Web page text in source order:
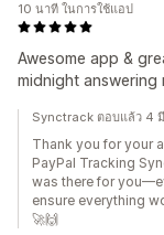
Awesome app &
midnight answering
10 นาที ในการใช้แอป
Synctrack ตอบแล้ว 4
Thank you for your
PayPal Tracking
was there for
ensure everything
🚀🙌